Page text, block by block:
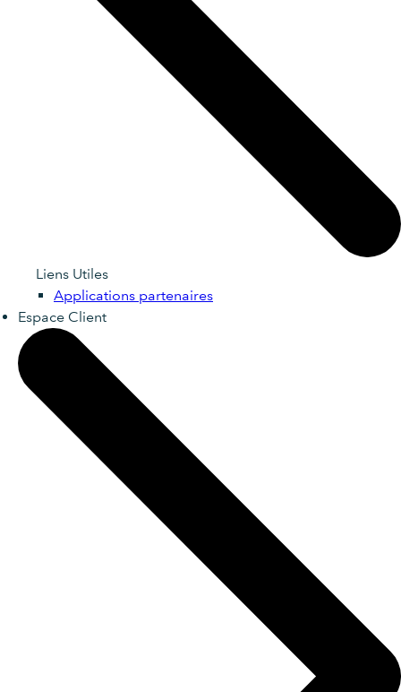
Liens Utiles
Applications partenaires
Espace Client